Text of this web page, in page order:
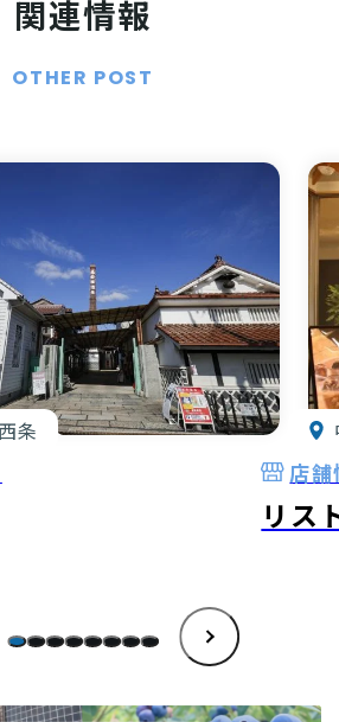
関連情報
OTHER POST
条
店舗
リス